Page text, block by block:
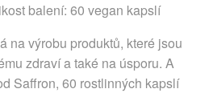
balení: 60 vegan kapslí
na výrobu produktů, které jsou
zdraví a také na úsporu. A
Saffron, 60 rostlinných kapslí